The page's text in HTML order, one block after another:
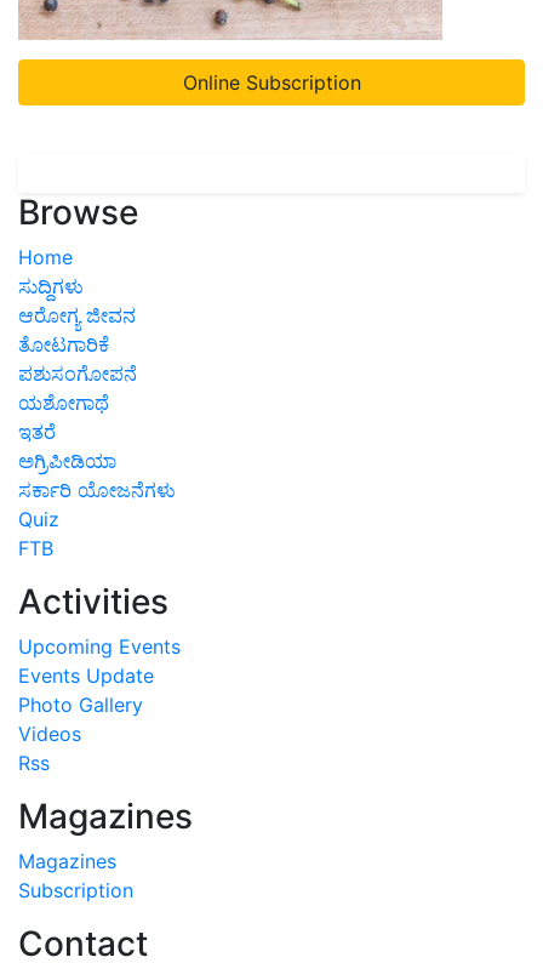
Online Subscription
Browse
Home
ಸುದ್ದಿಗಳು
ಆರೋಗ್ಯ ಜೀವನ
ತೋಟಗಾರಿಕೆ
ಪಶುಸಂಗೋಪನೆ
ಯಶೋಗಾಥೆ
ಇತರೆ
ಅಗ್ರಿಪೀಡಿಯಾ
ಸರ್ಕಾರಿ ಯೋಜನೆಗಳು
Quiz
FTB
Activities
Upcoming Events
Events Update
Photo Gallery
Videos
Rss
Magazines
Magazines
Subscription
Contact